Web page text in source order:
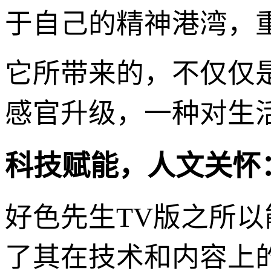
于自己的精神港湾，
它所带来的，不仅仅
感官升级，一种对生
科技赋能，人文关
好色先生TV版之所
了其在技术和内容上